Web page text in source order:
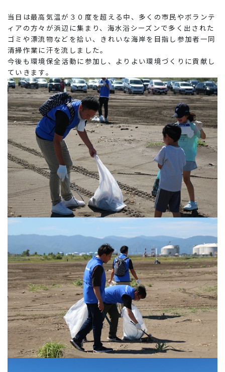
当日は最高気温が３０度を超える中、多くの市民やボランテ
ィアの方々が浜辺に集まり、海水浴シーズンで多く出された
ゴミや漂流物などを拾い、きれいな海岸を目指し参加者一同
清掃作業に汗を流しました。
今後も環境保全活動に参加し、よりよい環境づくりに貢献し
ていきます。